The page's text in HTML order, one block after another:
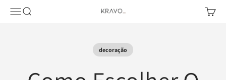
Pular para o conteúdo
Abrir menu de navegação
Abrir pesquisa KRAVO urban design Abrir
decoração